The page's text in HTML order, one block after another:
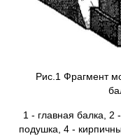
Рис.1 Фрагмент
1 - главная балка, 2
подушка, 4 -